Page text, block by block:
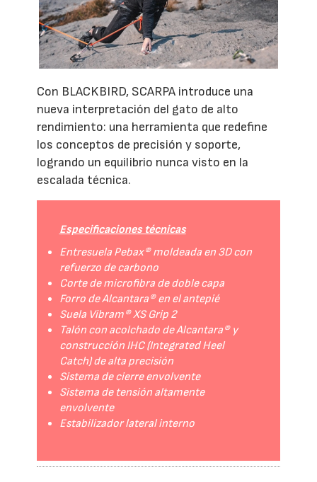
Con BLACKBIRD, SCARPA introduce una
nueva interpretación del gato de alto
rendimiento: una herramienta que redefine
los conceptos de precisión y soporte,
logrando un equilibrio nunca visto en la
escalada técnica.
Especificaciones técnicas
Entresuela Pebax® moldeada en 3D con
refuerzo de carbono
Corte de microfibra de doble capa
Forro de Alcantara® en el antepié
Suela Vibram® XS Grip 2
Talón con acolchado de Alcantara® y
construcción IHC (Integrated Heel
Catch) de alta precisión
Sistema de cierre envolvente
Sistema de tensión altamente
envolvente
Estabilizador lateral interno